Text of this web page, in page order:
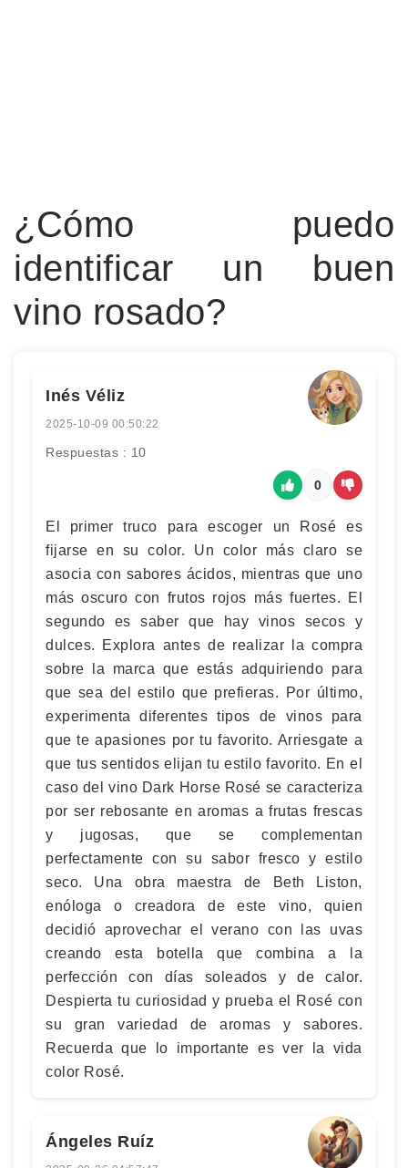
¿Cómo puedo
identificar un buen
vino rosado?
Inés Véliz
2025-10-09 00:50:22
Respuestas : 10
0
El primer truco para escoger un Rosé es
fijarse en su color. Un color más claro se
asocia con sabores ácidos, mientras que uno
más oscuro con frutos rojos más fuertes. El
segundo es saber que hay vinos secos y
dulces. Explora antes de realizar la compra
sobre la marca que estás adquiriendo para
que sea del estilo que prefieras. Por último,
experimenta diferentes tipos de vinos para
que te apasiones por tu favorito. Arriesgate a
que tus sentidos elijan tu estilo favorito. En el
caso del vino Dark Horse Rosé se caracteriza
por ser rebosante en aromas a frutas frescas
y jugosas, que se complementan
perfectamente con su sabor fresco y estilo
seco. Una obra maestra de Beth Liston,
enóloga o creadora de este vino, quien
decidió aprovechar el verano con las uvas
creando esta botella que combina a la
perfección con días soleados y de calor.
Despierta tu curiosidad y prueba el Rosé con
su gran variedad de aromas y sabores.
Recuerda que lo importante es ver la vida
color Rosé.
Ángeles Ruíz